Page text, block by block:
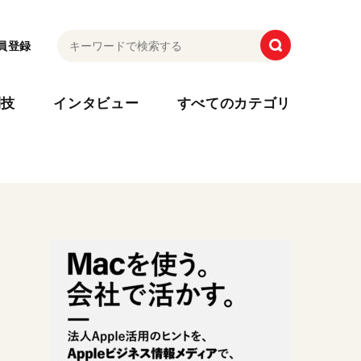
登録
インタビュー すべてのカテゴリ